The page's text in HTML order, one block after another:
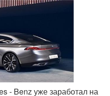
- Benz уже заработал на